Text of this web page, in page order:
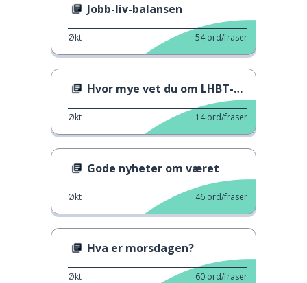
Jobb-liv-balansen
Økt 54 ord/fraser
Hvor mye vet du om LHBT-historien?
Økt 14 ord/fraser
Gode nyheter om været
Økt 46 ord/fraser
Hva er morsdagen?
Økt 60 ord/fraser